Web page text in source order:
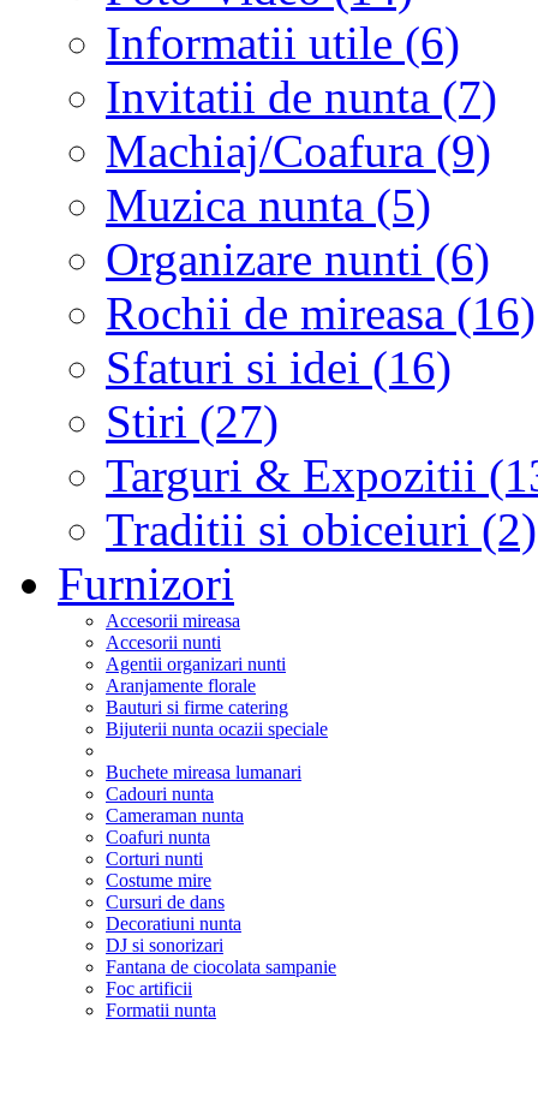
Informatii utile (6)
Invitatii de nunta (7)
Machiaj/Coafura (9)
Muzica nunta (5)
Organizare nunti (6)
Rochii de mireasa (16)
Sfaturi si idei (16)
Stiri (27)
Targuri & Expozitii
Traditii si obiceiuri (2)
Furnizori
Accesorii mireasa
Accesorii nunti
Agentii organizari nunti
Aranjamente florale
Bauturi si firme catering
Bijuterii nunta ocazii speciale
Buchete mireasa lumanari
Cadouri nunta
Cameraman nunta
Coafuri nunta
Corturi nunti
Costume mire
Cursuri de dans
Decoratiuni nunta
DJ si sonorizari
Fantana de ciocolata sampanie
Foc artificii
Formatii nunta